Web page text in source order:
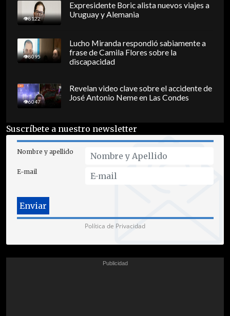
8122
Expresidente Boric alista nuevos viajes a
Uruguay y Alemania
8095
Lucho Miranda respondió sabiamente a
frase de Camila Flores sobre la
discapacidad
6047
Revelan video clave sobre el accidente de
José Antonio Neme en Las Condes
Suscríbete a nuestro newsletter
Nombre y apellido
E-mail
Política de Privacidad